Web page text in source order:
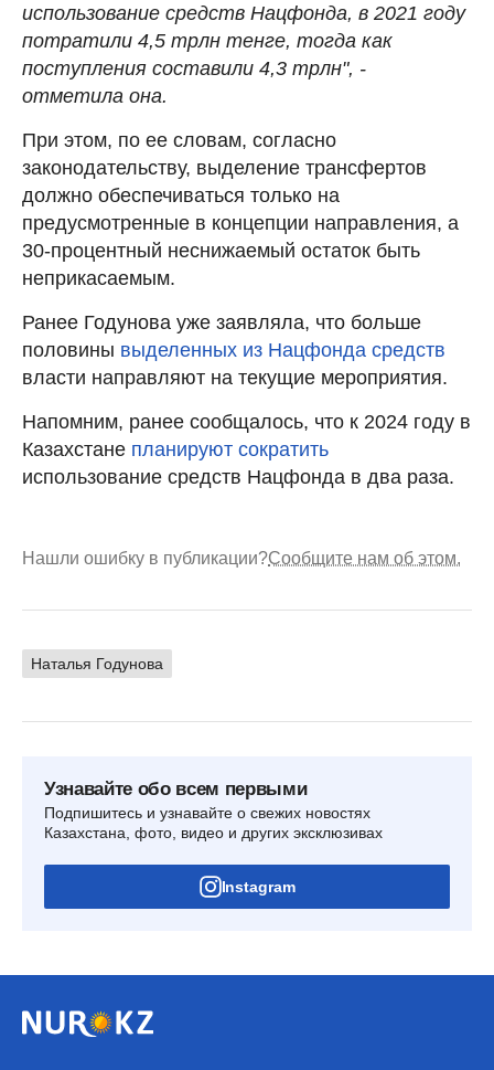
использование средств Нацфонда, в 2021 году
потратили 4,5 трлн тенге, тогда как
поступления составили 4,3 трлн", -
отметила она.
При этом, по ее словам, согласно
законодательству, выделение трансфертов
должно обеспечиваться только на
предусмотренные в концепции направления, а
30-процентный неснижаемый остаток быть
неприкасаемым.
Ранее Годунова уже заявляла, что больше
половины выделенных из Нацфонда средств
власти направляют на текущие мероприятия.
Напомним, ранее сообщалось, что к 2024 году в
Казахстане планируют сократить
использование средств Нацфонда в два раза.
Нашли ошибку в публикации?Сообщите нам об этом.
Наталья Годунова
Узнавайте обо всем первыми
Подпишитесь и узнавайте о свежих новостях
Казахстана, фото, видео и других эксклюзивах
Instagram